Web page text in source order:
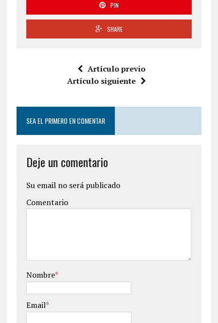
PIN
SHARE
Artículo previo
Artículo siguiente
SEA EL PRIMERO EN COMENTAR
Deje un comentario
Su email no será publicado
Comentario
Nombre*
Email*